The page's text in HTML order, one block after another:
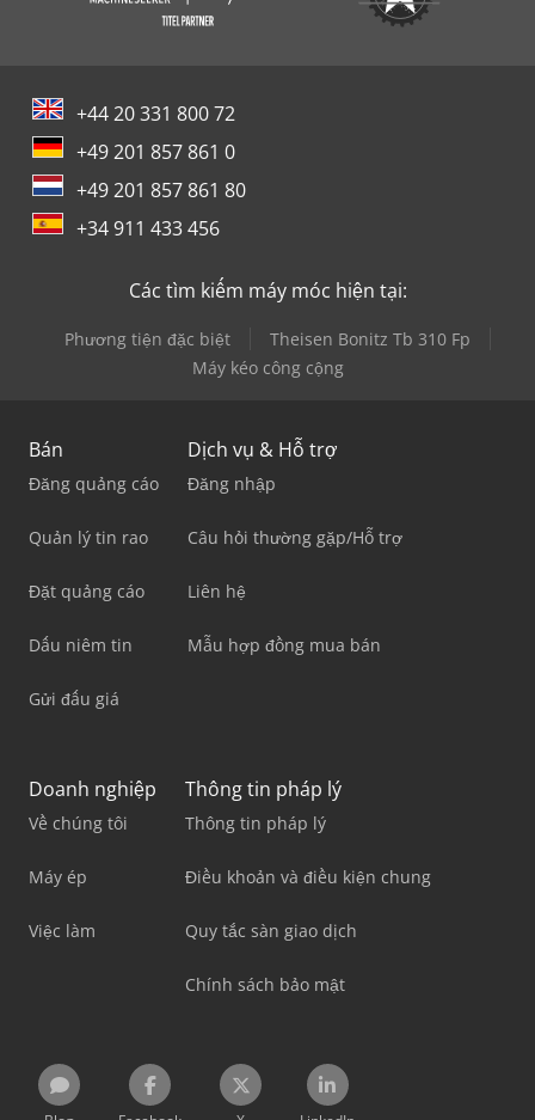
+44 20 331 800 72
+49 201 857 861 0
+49 201 857 861 80
+34 911 433 456
Các tìm kiếm máy móc hiện tại:
Phương tiện đặc biệt
Theisen Bonitz Tb 310 Fp
Máy kéo công cộng
Bán
Đăng quảng cáo
Quản lý tin rao
Đặt quảng cáo
Dấu niêm tin
Gửi đấu giá
Dịch vụ & Hỗ trợ
Đăng nhập
Câu hỏi thường gặp/Hỗ trợ
Liên hệ
Mẫu hợp đồng mua bán
Doanh nghiệp
Về chúng tôi
Máy ép
Việc làm
Thông tin pháp lý
Thông tin pháp lý
Điều khoản và điều kiện chung
Quy tắc sàn giao dịch
Chính sách bảo mật